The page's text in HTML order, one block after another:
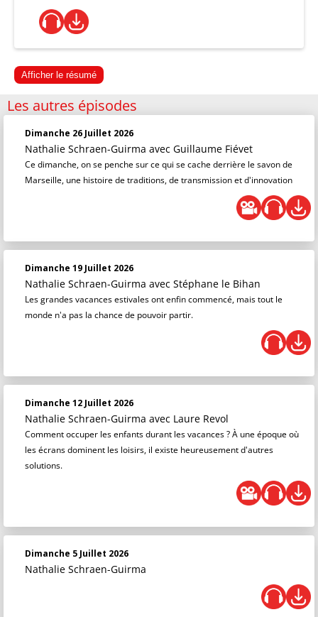
Afficher le résumé
Les autres épisodes
Dimanche 26 Juillet 2026
Nathalie Schraen-Guirma avec Guillaume Fiévet
Ce dimanche, on se penche sur ce qui se cache derrière le savon de
Marseille, une histoire de traditions, de transmission et d'innovation
Dimanche 19 Juillet 2026
Nathalie Schraen-Guirma avec Stéphane le Bihan
Les grandes vacances estivales ont enfin commencé, mais tout le
monde n'a pas la chance de pouvoir partir.
Dimanche 12 Juillet 2026
Nathalie Schraen-Guirma avec Laure Revol
Comment occuper les enfants durant les vacances ? À une époque où
les écrans dominent les loisirs, il existe heureusement d'autres
solutions.
Dimanche 5 Juillet 2026
Nathalie Schraen-Guirma